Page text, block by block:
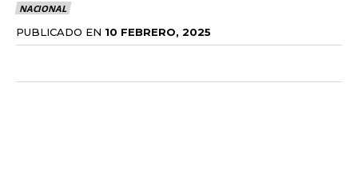
NACIONAL
PUBLICADO EN 10 FEBRERO, 2025